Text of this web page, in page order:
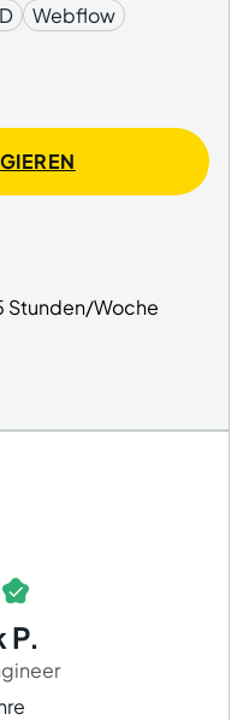
Webflow
Stunden/Woche
P.